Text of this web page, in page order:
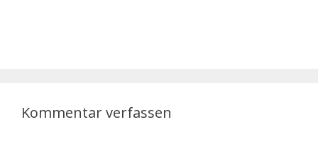
Kommentar verfassen